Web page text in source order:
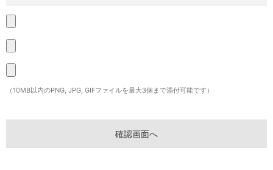
（10MB以内のPNG, JPG, GIFファイルを最大3個まで添付可能です）